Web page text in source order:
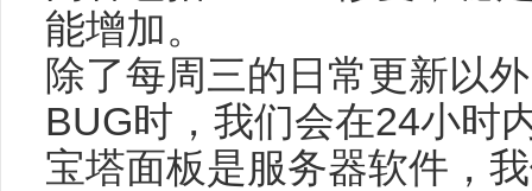
能增加。
除了每周三的日常更新以
BUG时，我们会在24小时
宝塔面板是服务器软件，